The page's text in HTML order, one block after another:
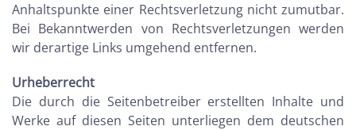
Anhaltspunkte einer Rechtsverletzung nicht zumutbar.
Bei Bekanntwerden von Rechtsverletzungen werden
wir derartige Links umgehend entfernen.
Urheberrecht
Die durch die Seitenbetreiber erstellten Inhalte und
Werke auf diesen Seiten unterliegen dem deutschen